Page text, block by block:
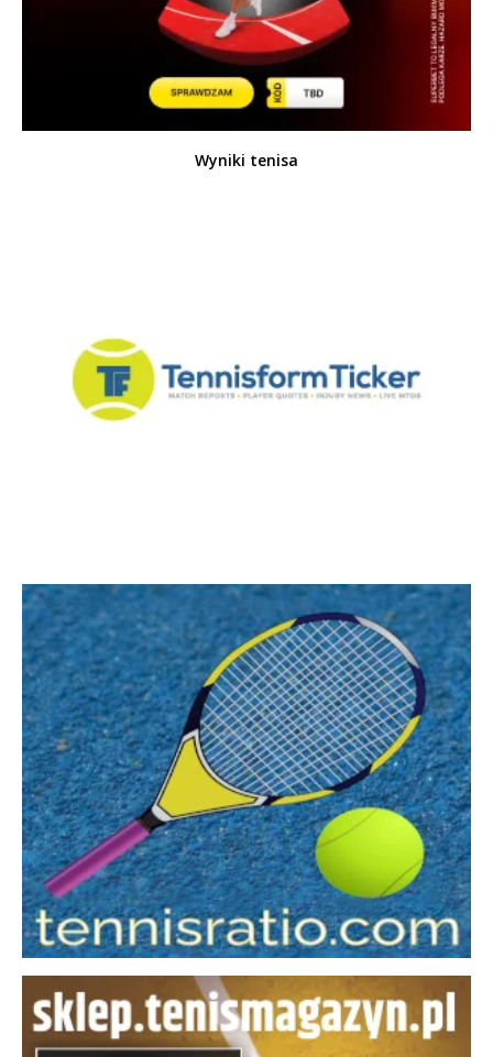
Wyniki tenisa